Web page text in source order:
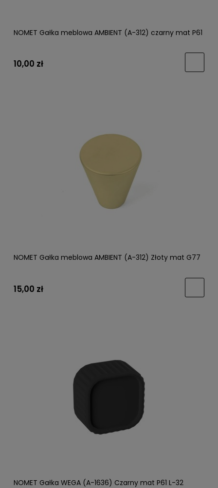
NOMET Gałka meblowa AMBIENT (A-312) czarny mat P61
10,00 zł
NOMET Gałka meblowa AMBIENT (A-312) Złoty mat G77
15,00 zł
NOMET Gałka WEGA (A-1636) Czarny mat P61 L-32